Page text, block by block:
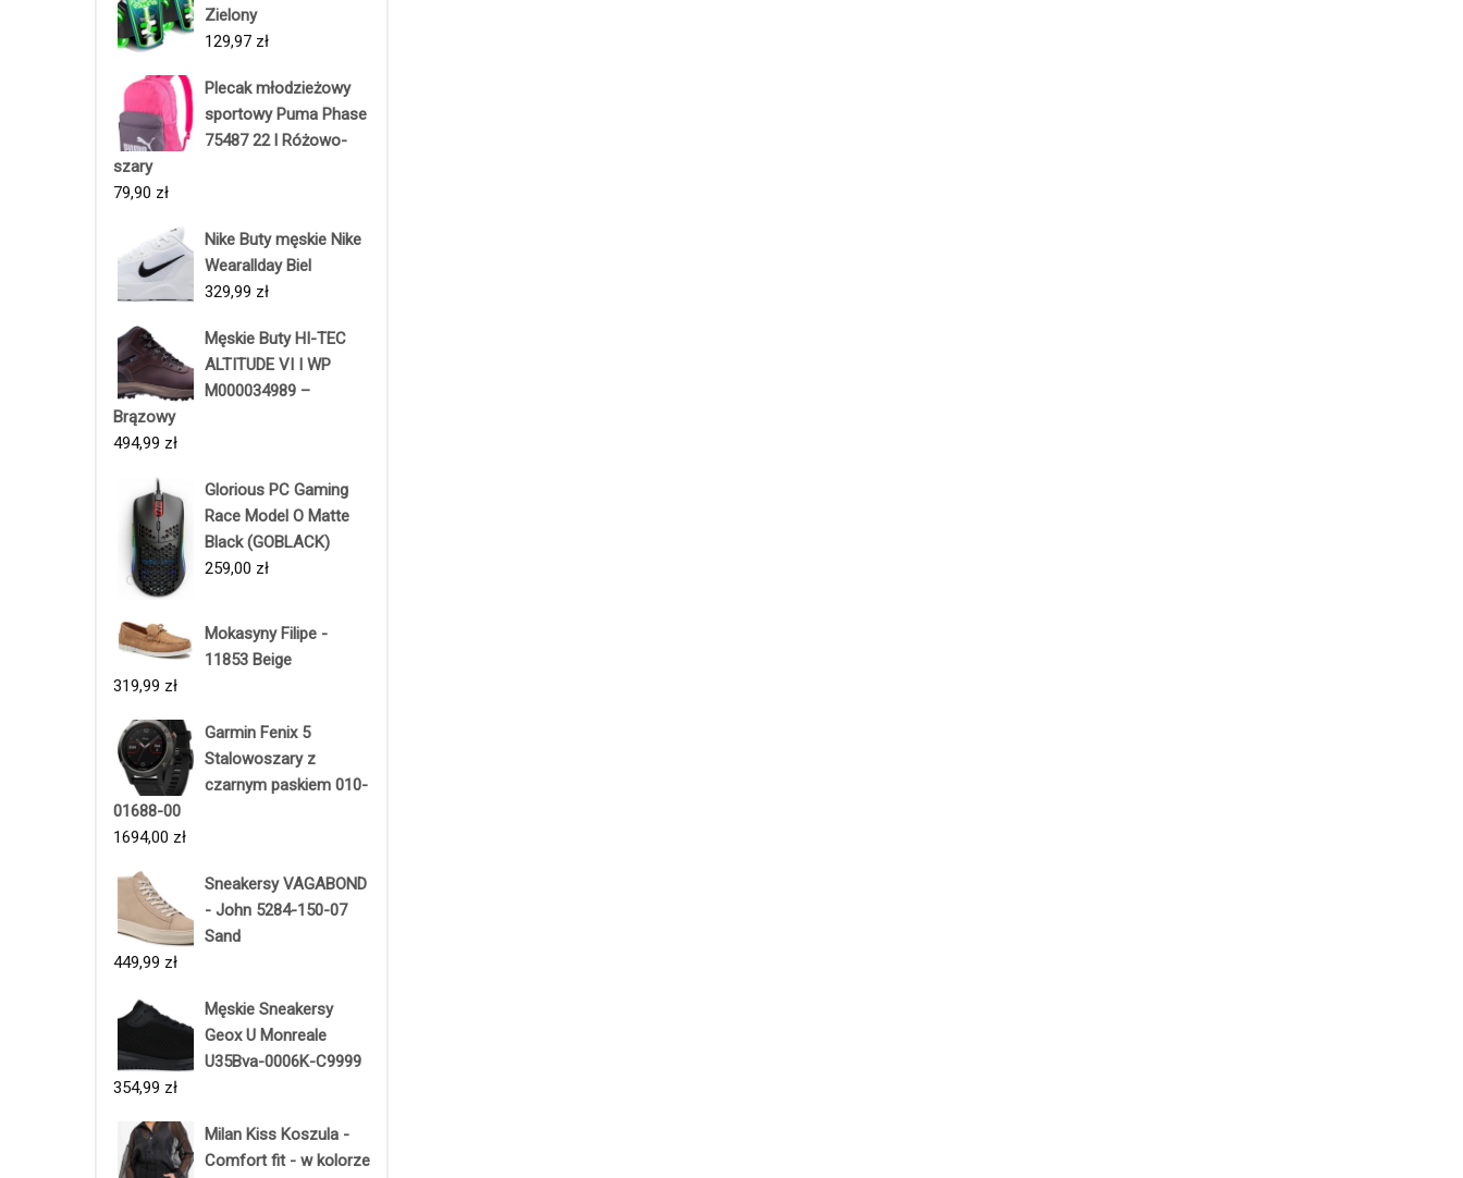
Zielony
129,97 zł
Plecak młodzieżowy
sportowy Puma Phase
75487 22 l Różowo-
szary
79,90 zł
Nike Buty męskie Nike
Wearallday Biel
329,99 zł
Męskie Buty HI-TEC
ALTITUDE VI I WP
M000034989 –
Brązowy
494,99 zł
Glorious PC Gaming
Race Model O Matte
Black (GOBLACK)
259,00 zł
Mokasyny Filipe -
11853 Beige
319,99 zł
Garmin Fenix 5
Stalowoszary z
czarnym paskiem 010-
01688-00
1694,00 zł
Sneakersy VAGABOND
- John 5284-150-07
Sand
449,99 zł
Męskie Sneakersy
Geox U Monreale
U35Bva-0006K-C9999
354,99 zł
Milan Kiss Koszula -
Comfort fit - w kolorze